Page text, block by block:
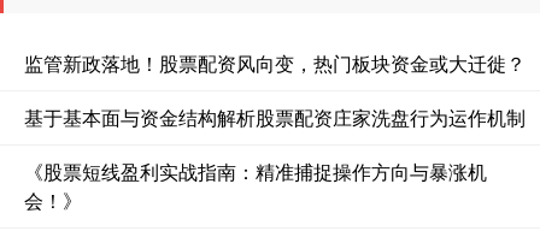
监管新政落地！股票配资风向变，热门板块资金或大迁徙？
基于基本面与资金结构解析股票配资庄家洗盘行为运作机制
《股票短线盈利实战指南：精准捕捉操作方向与暴涨机
会！》